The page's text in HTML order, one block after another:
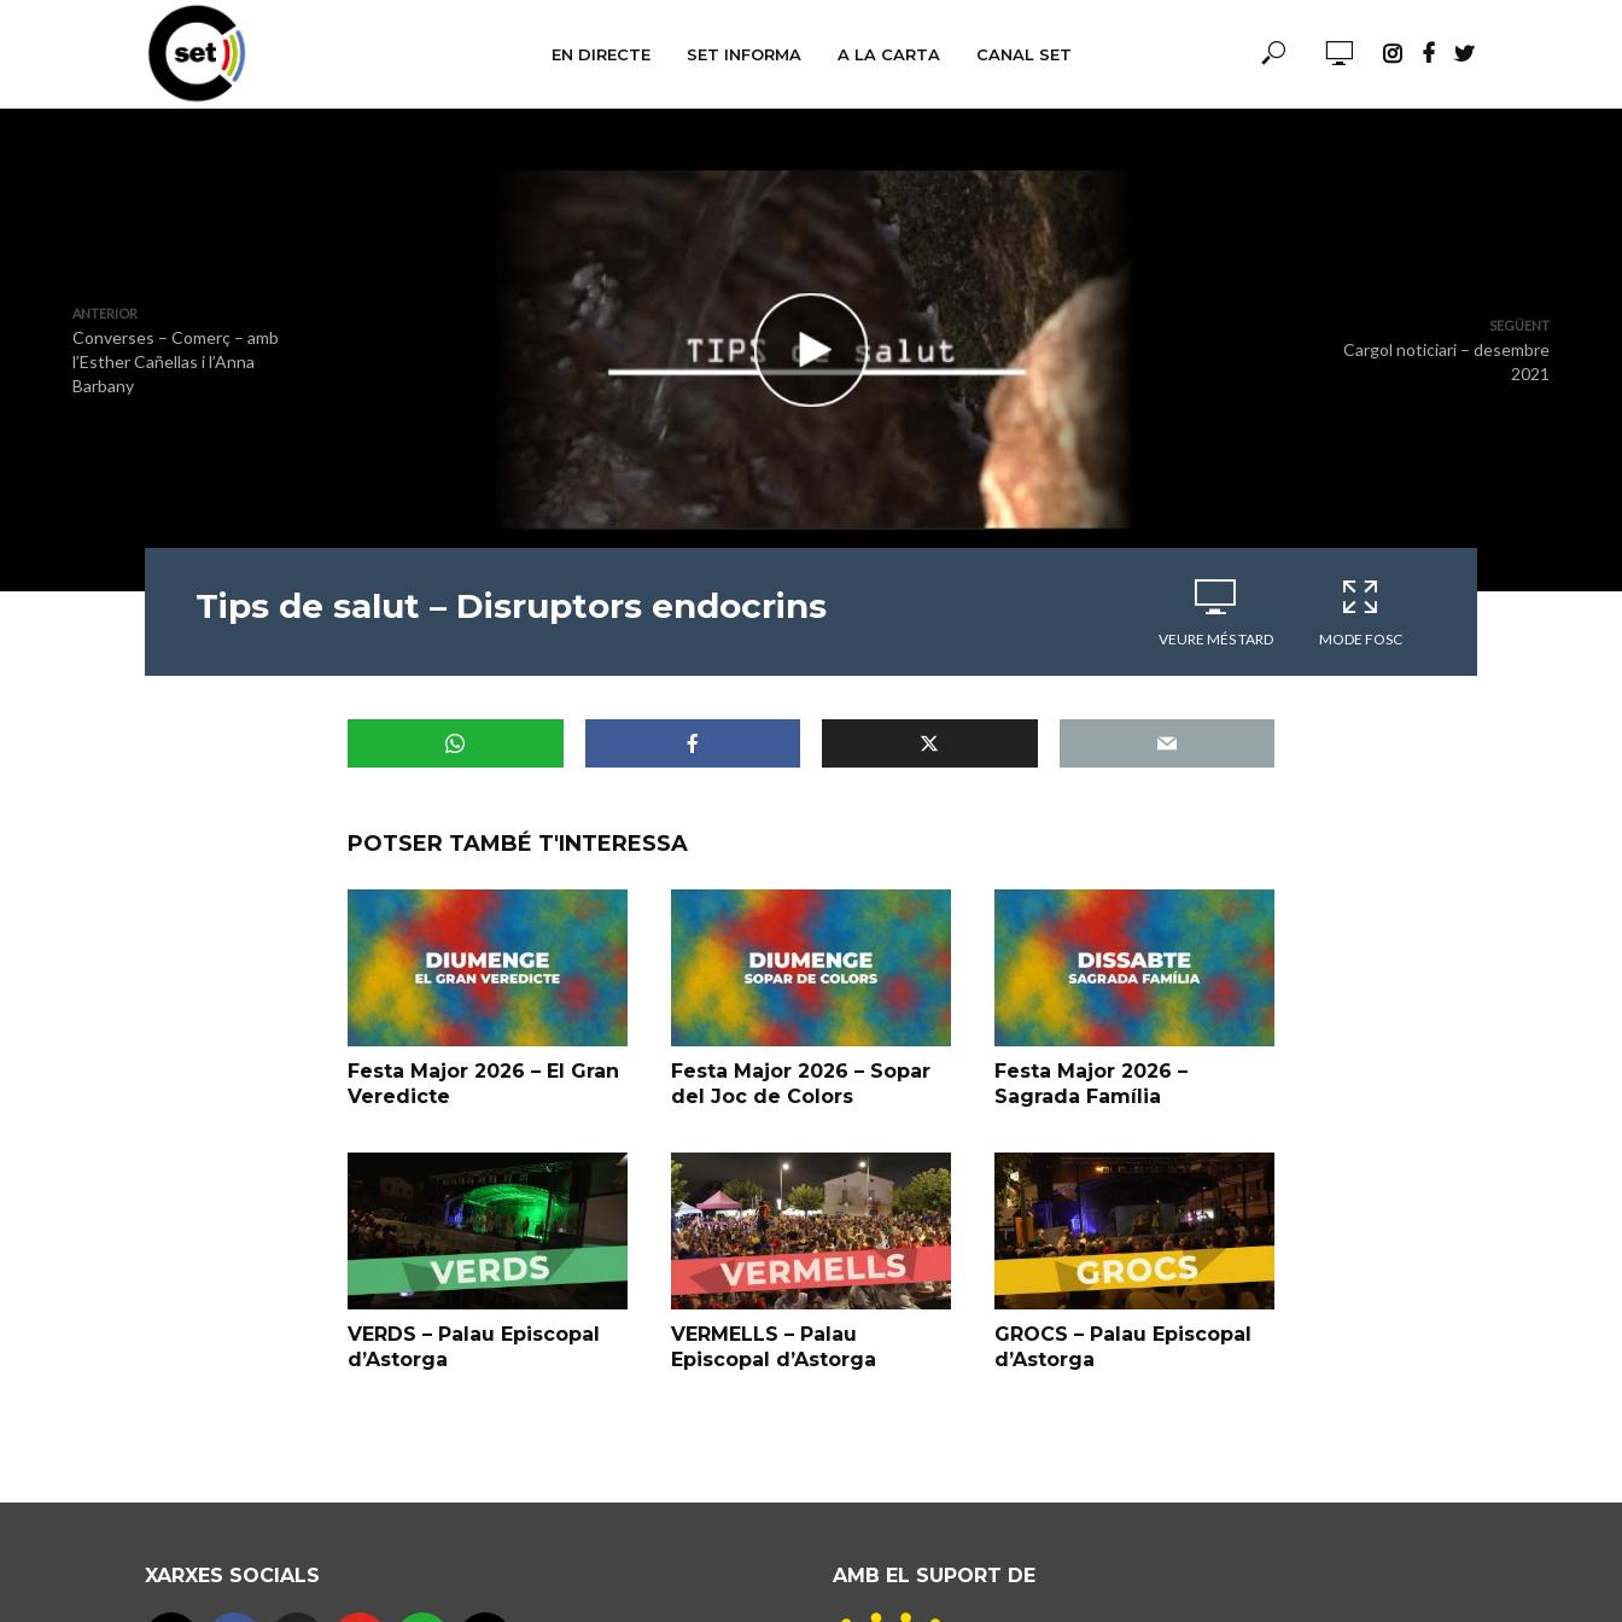
EN DIRECTE SET INFORMA A LA CARTA CANAL SET
ANTERIOR
Converses – Comerç – amb
l’Esther Cañellas i l’Anna
Barbany
SEGÜENT
Cargol noticiari – desembre
2021
Tips de salut – Disruptors endocrins
VEURE MÉS TARD MODE FOSC
POTSER TAMBÉ T'INTERESSA
Festa Major 2026 – El Gran
Veredicte
Festa Major 2026 – Sopar
del Joc de Colors
Festa Major 2026 –
Sagrada Família
VERDS – Palau Episcopal
d’Astorga
VERMELLS – Palau
Episcopal d’Astorga
GROCS – Palau Episcopal
d’Astorga
XARXES SOCIALS AMB EL SUPORT DE